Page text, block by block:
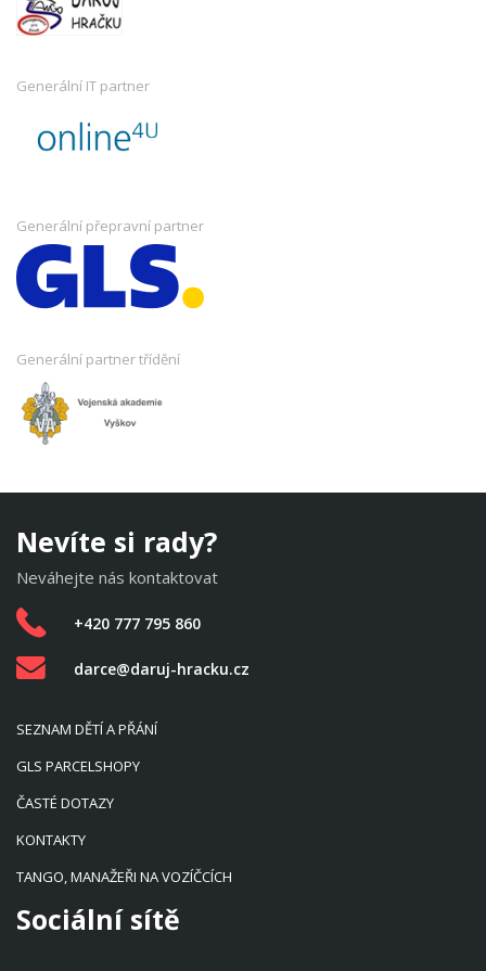
Generální IT partner
Generální přepravní partner
Generální partner třídění
Nevíte si rady?
Neváhejte nás kontaktovat
+420 777 795 860
darce@daruj-hracku.cz
SEZNAM DĚTÍ A PŘÁNÍ
GLS PARCELSHOPY
ČASTÉ DOTAZY
KONTAKTY
TANGO, MANAŽEŘI NA VOZÍČCÍCH
Sociální sítě